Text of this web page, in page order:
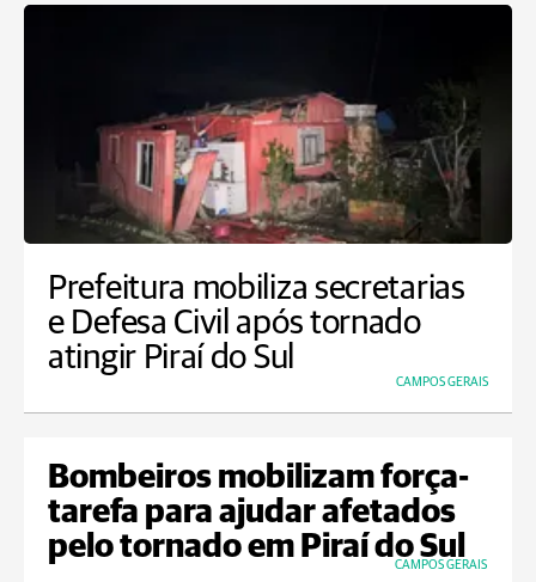
Prefeitura mobiliza secretarias
e Defesa Civil após tornado
atingir Piraí do Sul
CAMPOS GERAIS
Bombeiros mobilizam força-
tarefa para ajudar afetados
pelo tornado em Piraí do Sul
CAMPOS GERAIS